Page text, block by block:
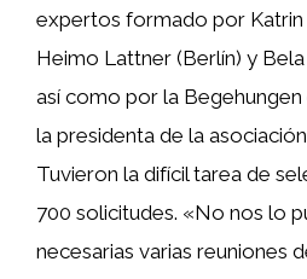
expertos formado por Katrin
Heimo Lattner (Berlín) y
así como por la
la presidenta de la
Tuvieron la difícil tarea de
700 solicitudes. «No nos lo
necesarias varias reuniones